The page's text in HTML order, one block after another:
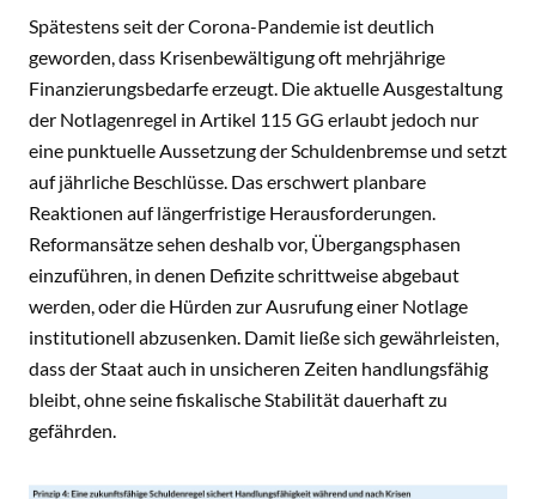
Spätestens seit der Corona-Pandemie ist deutlich
geworden, dass Krisenbewältigung oft mehrjährige
Finanzierungsbedarfe erzeugt. Die aktuelle Ausgestaltung
der Notlagenregel in Artikel 115 GG erlaubt jedoch nur
eine punktuelle Aussetzung der Schuldenbremse und setzt
auf jährliche Beschlüsse. Das erschwert planbare
Reaktionen auf längerfristige Herausforderungen.
Reformansätze sehen deshalb vor, Übergangsphasen
einzuführen, in denen Defizite schrittweise abgebaut
werden, oder die Hürden zur Ausrufung einer Notlage
institutionell abzusenken. Damit ließe sich gewährleisten,
dass der Staat auch in unsicheren Zeiten handlungsfähig
bleibt, ohne seine fiskalische Stabilität dauerhaft zu
gefährden.